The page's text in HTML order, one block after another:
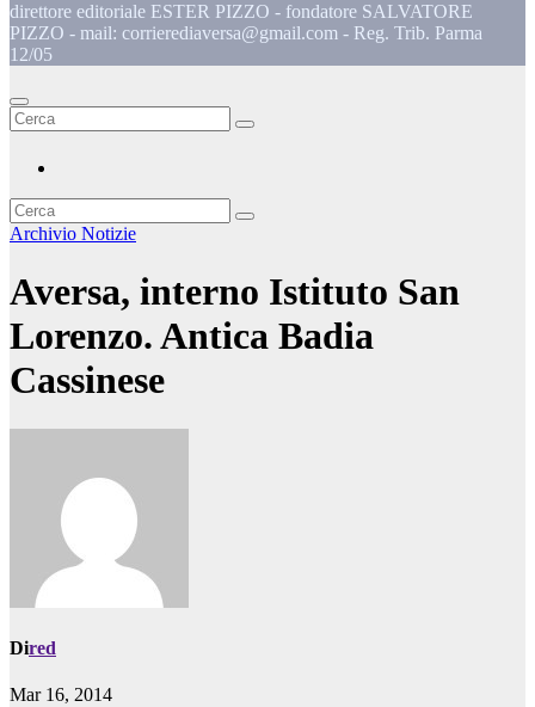
direttore editoriale ESTER PIZZO - fondatore SALVATORE
PIZZO - mail: corrierediaversa@gmail.com - Reg. Trib. Parma
12/05
Archivio Notizie
Aversa, interno Istituto San
Lorenzo. Antica Badia
Cassinese
Dired
Mar 16, 2014